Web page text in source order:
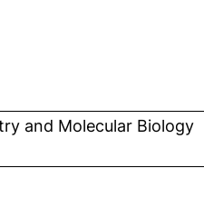
and Molecular Biology